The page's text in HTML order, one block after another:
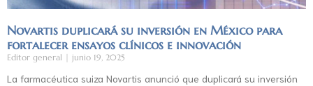
Novartis duplicará su inversión en México para
fortalecer ensayos clínicos e innovación
Editor general junio 19, 2025
La farmacéutica suiza Novartis anunció que duplicará su inversión